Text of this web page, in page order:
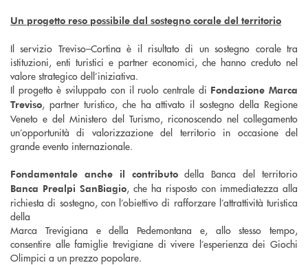
Un progetto reso possibile dal sostegno corale del territorio
Il servizio Treviso–Cortina è il risultato di un sostegno corale tra
istituzioni, enti turistici e partner economici, che hanno creduto nel
valore strategico dell’iniziativa.
Il progetto è sviluppato con il ruolo centrale di Fondazione Marca
Treviso, partner turistico, che ha attivato il sostegno della Regione
Veneto e del Ministero del Turismo, riconoscendo nel collegamento
un’opportunità di valorizzazione del territorio in occasione del
grande evento internazionale.
Fondamentale anche il contributodella Banca del territorio
Banca Prealpi SanBiagio, che ha risposto con immediatezza alla
richiesta di sostegno, con l’obiettivo di rafforzare l’attrattività turistica
della
Marca Trevigiana e della Pedemontana e, allo stesso tempo,
consentire alle famiglie trevigiane di vivere l’esperienza dei Giochi
Olimpici a un prezzo popolare.